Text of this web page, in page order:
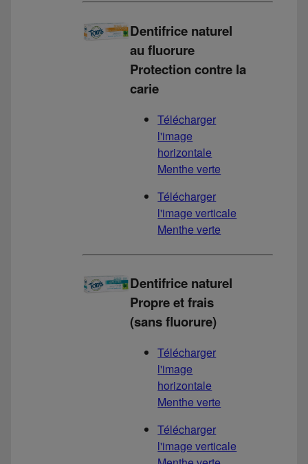
Dentifrice naturel
au fluorure
Protection contre la
carie
Télécharger
l'image
horizontale
Menthe verte
Télécharger
l'image verticale
Menthe verte
Dentifrice naturel
Propre et frais
(sans fluorure)
Télécharger
l'image
horizontale
Menthe verte
Télécharger
l'image verticale